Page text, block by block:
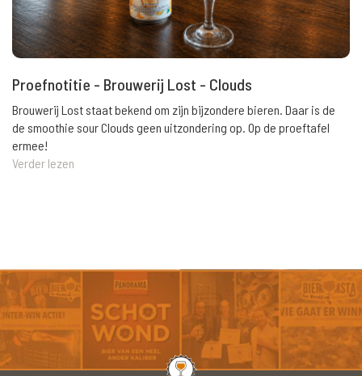
Proefnotitie - Brouwerij Lost - Clouds
Brouwerij Lost staat bekend om zijn bijzondere bieren. Daar is de
de smoothie sour Clouds geen uitzondering op. Op de proeftafel
ermee!
Verder lezen